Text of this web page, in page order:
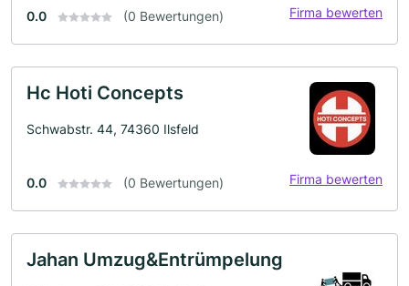
0.0 (0 Bewertungen) Firma bewerten
Hc Hoti Concepts
Schwabstr. 44, 74360 Ilsfeld
0.0 (0 Bewertungen) Firma bewerten
Jahan Umzug&Entrümpelung